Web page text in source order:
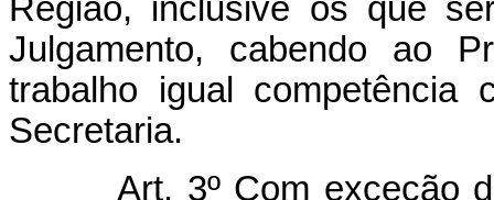
Região, inclusive os que
Julgamento, cabendo ao
trabalho igual competência
Secretaria.
Art. 3º Com exceção